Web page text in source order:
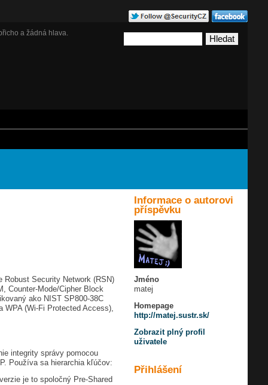
a žádná hlava.
Security Network (RSN)
Counter-Mode/Cipher Block
ako NIST SP800-38C
WPA (Wi-Fi Protected Access),
integrity správy pomocou
Používa sa hierarchia kľúčov:
je to spoločný Pre-Shared
Informace o autorovi
příspěvku
Jméno
matej
Homepage
http://matej.sustr.sk/
Zobrazit plný profil
uživatele
Přihlášení